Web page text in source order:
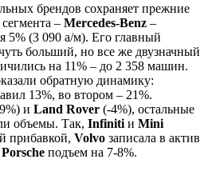
брендов сохраняет прежние
– Mercedes-Benz –
5% (3 090 а/м). Его главный
больший, но все же двузначный
на 11% – до 2 358 машин.
обратную динамику:
13%, во втором – 21%.
и Land Rover (-4%), остальные
объемы. Так, Infiniti и Mini
прибавкой, Volvo записала в актив
Porsche подъем на 7-8%.